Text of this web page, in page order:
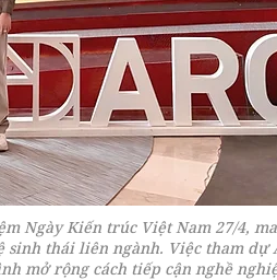
Ngày Kiến trúc Việt Nam 27/4,
thái liên ngành. Việc tham dự
mở rộng cách tiếp cận nghề